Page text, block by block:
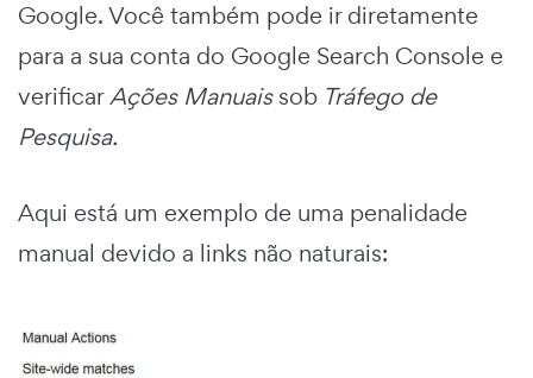
Google. Você também pode ir diretamente
para a sua conta do Google Search Console e
verificarAções Manuaissob Tráfego de
Pesquisa.
Aqui está um exemplo de uma penalidade
manual devido a links não naturais: